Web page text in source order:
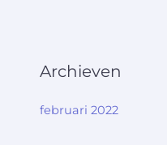
Archieven
februari 2022